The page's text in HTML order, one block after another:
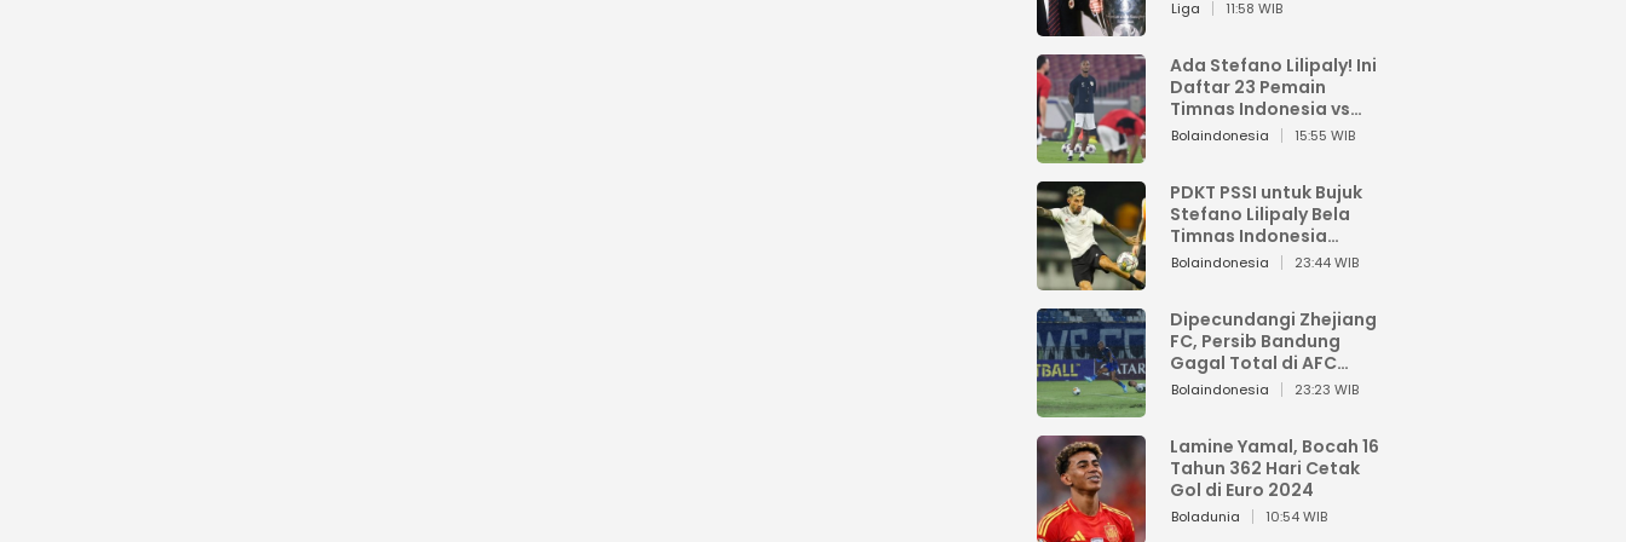
Liga 11:58 WIB
Ada Stefano Lilipaly! Ini
Daftar 23 Pemain
Timnas Indonesia vs
China
Bolaindonesia 15:55 WIB
PDKT PSSI untuk Bujuk
Stefano Lilipaly Bela
Timnas Indonesia
Berakhir Berantakan
Bolaindonesia 23:44 WIB
Dipecundangi Zhejiang
FC, Persib Bandung
Gagal Total di AFC
Champions League Two
Bolaindonesia 23:23 WIB
Lamine Yamal, Bocah 16
Tahun 362 Hari Cetak
Gol di Euro 2024
Boladunia 10:54 WIB